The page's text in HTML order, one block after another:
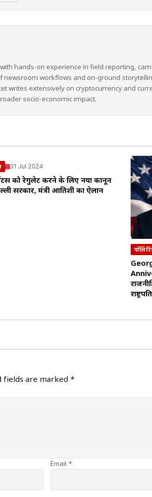
hands-on experience in field reporting,
newsroom workflows and on-ground
writes extensively on cryptocurrency and
socio-economic impact.
31 Jul 2024
को रेगुलेट करने के लिए नया कानून
सरकार, मंत्री आतिशी का ऐलान
fields are marked *
Email *